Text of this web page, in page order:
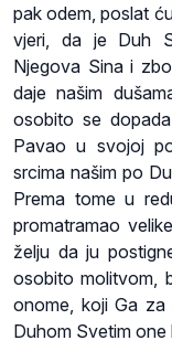
pak odem, poslat
vjeri, da je Duh
Njegova Sina i
daje našim
osobito se
Pavao u svojoj
srcima našim po
Prema tome u
promatramao
želju da ju
osobito molitvom,
onome, koji Ga za
Duhom Svetim one